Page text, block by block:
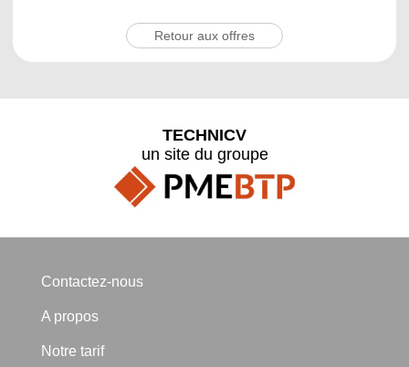
Retour aux offres
TECHNICV
un site du groupe
Contactez-nous
A propos
Notre tarif